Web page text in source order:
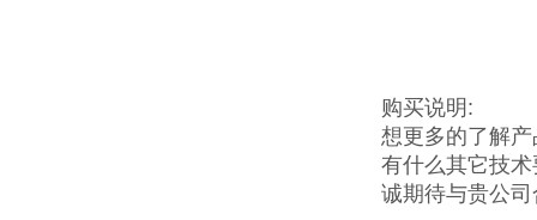
购买说明:
想更多的了解
有什么其它技
诚期待与贵公